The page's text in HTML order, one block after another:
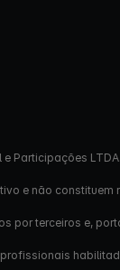
Participações
e não
por terceiros e,